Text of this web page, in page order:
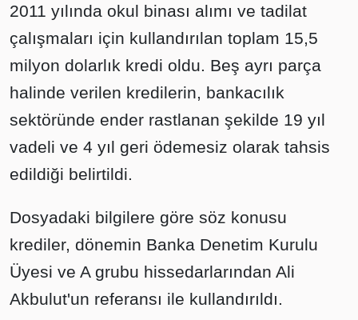
2011 yılında okul binası alımı ve tadilat
çalışmaları için kullandırılan toplam 15,5
milyon dolarlık kredi oldu. Beş ayrı parça
halinde verilen kredilerin, bankacılık
sektöründe ender rastlanan şekilde 19 yıl
vadeli ve 4 yıl geri ödemesiz olarak tahsis
edildiği belirtildi.
Dosyadaki bilgilere göre söz konusu
krediler, dönemin Banka Denetim Kurulu
Üyesi ve A grubu hissedarlarından Ali
Akbulut'un referansı ile kullandırıldı.